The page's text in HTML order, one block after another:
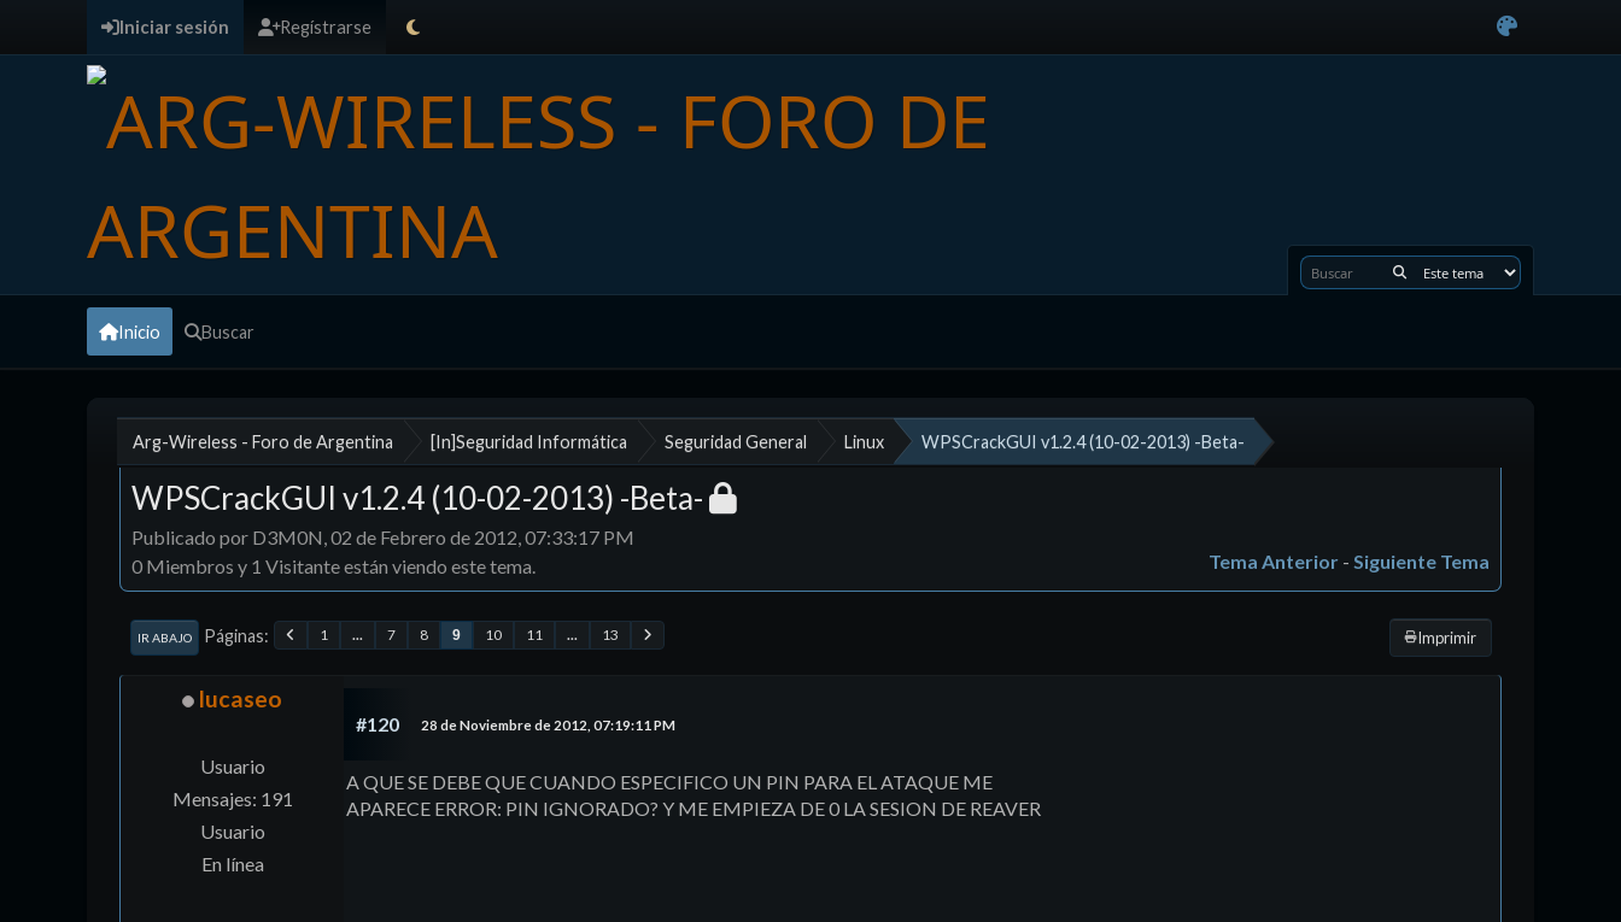
Iniciar sesión Regístrarse
Inicio Buscar
Arg-Wireless - Foro de Argentina [In]Seguridad Informática Seguridad General Linux WPSCrackGUI v1.2.4 (10-02-2013) -Beta-
WPSCrackGUI v1.2.4 (10-02-2013) -Beta-
Publicado por D3M0N, 02 de Febrero de 2012, 07:33:17 PM
Tema Anterior - Siguiente Tema
0 Miembros y 1 Visitante están viendo este tema.
Imprimir
IR ABAJO Páginas 1 ... 7 8 9 10 11 ... 13
lucaseo
Usuario
Mensajes: 191
Usuario
En línea
#120 28 de Noviembre de 2012, 07:19:11 PM
A QUE SE DEBE QUE CUANDO ESPECIFICO UN PIN PARA EL ATAQUE ME
APARECE ERROR: PIN IGNORADO? Y ME EMPIEZA DE 0 LA SESION DE REAVER